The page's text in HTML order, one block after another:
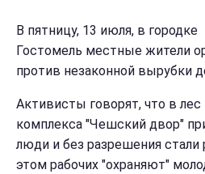
В пятницу, 13 июля, в городке
Гостомель местные жители
против незаконной вырубки
Активисты говорят, что в
комплекса "Чешский двор"
люди и без разрешения стали
этом рабочих "охраняют"